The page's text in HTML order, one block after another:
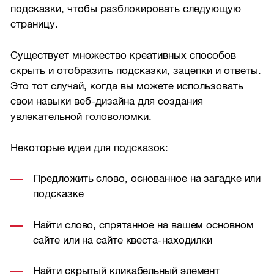
подсказки, чтобы разблокировать следующую
страницу.
Существует множество креативных способов
скрыть и отобразить подсказки, зацепки и ответы.
Это тот случай, когда вы можете использовать
свои навыки веб-дизайна для создания
увлекательной головоломки.
Некоторые идеи для подсказок:
Предложить слово, основанное на загадке или
подсказке
Найти слово, спрятанное на вашем основном
сайте или на сайте квеста-находилки
Найти скрытый кликабельный элемент